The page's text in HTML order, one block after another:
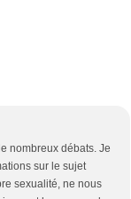
nombreux débats. Je
sur le sujet
sexualité, ne nous